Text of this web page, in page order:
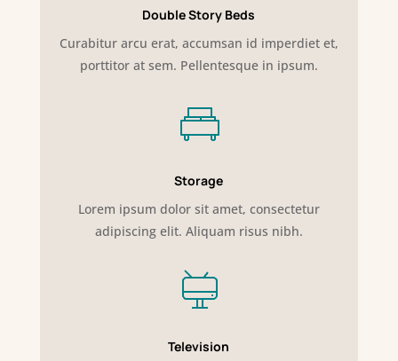
Double Story Beds
Curabitur arcu erat, accumsan id imperdiet et,
porttitor at sem. Pellentesque in ipsum.
Storage
Lorem ipsum dolor sit amet, consectetur
adipiscing elit. Aliquam risus nibh.
Television